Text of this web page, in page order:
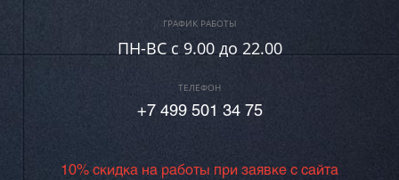
ГРАФИК РАБОТЫ
ПН-ВC c 9.00 до 22.00
ТЕЛЕФОН
+7 499 501 34 75
10% скидка на работы при заявке с сайта